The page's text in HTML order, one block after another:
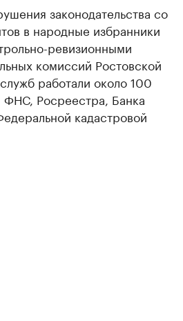
законодательства со
в народные избранники
ревизионными
комиссий Ростовской
работали около 100
Росреестра, Банка
кадастровой